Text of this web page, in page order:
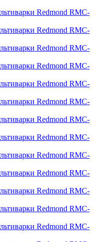
Redmond RMC-
Redmond RMC-
Redmond RMC-
Redmond RMC-
Redmond RMC-
Redmond RMC-
Redmond RMC-
Redmond RMC-
Redmond RMC-
Redmond RMC-
Redmond RMC-
Redmond RMC-
Redmond RMC-